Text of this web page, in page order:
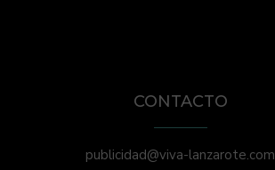
CONTACTO
publicidad@viva-lanzarote.com